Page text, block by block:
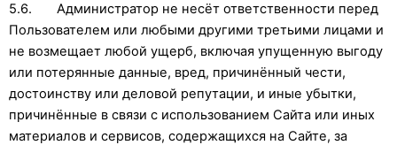
5.6. Администратор не несёт ответственности перед
Пользователем или любыми другими третьими лицами и
не возмещает любой ущерб, включая упущенную выгоду
или потерянные данные, вред, причинённый чести,
достоинству или деловой репутации, и иные убытки,
причинённые в связи с использованием Сайта или иных
материалов и сервисов, содержащихся на Сайте, за